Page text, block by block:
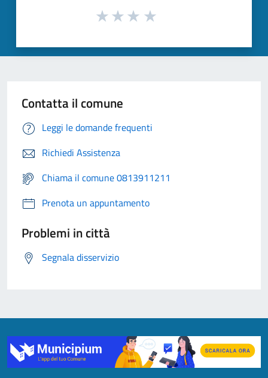
Contatta il comune
Leggi le domande frequenti
Richiedi Assistenza
Chiama il comune 0813911211
Prenota un appuntamento
Problemi in città
Segnala disservizio